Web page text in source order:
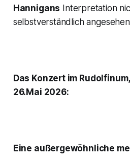
Hannigans Interpretation
selbstverständlich
Das Konzert im
26.Mai 2026:
Eine außergewöhnliche